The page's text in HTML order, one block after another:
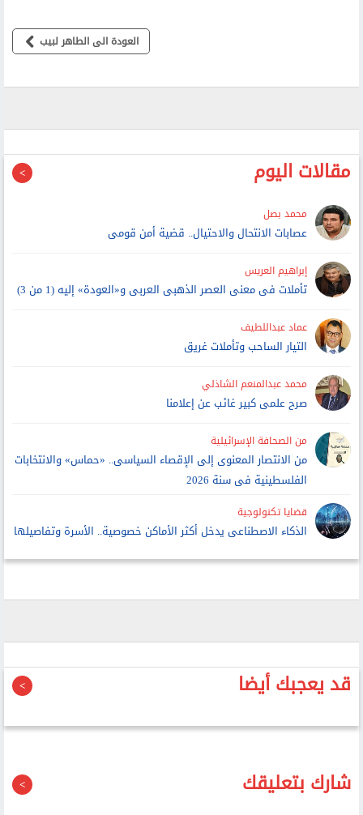
العودة الى الطاهر لبيب
مقالات اليوم
محمد بصل
عصابات الانتحال والاحتيال.. قضية أمن قومى
إبراهيم العريس
تأملات فى معنى العصر الذهبى العربى و«العودة» إليه (1 من 3)
عماد عبداللطيف
التيار الساحب وتأملات غريق
محمد عبدالمنعم الشاذلي
صرح علمى كبير غائب عن إعلامنا
من الصحافة الإسرائيلية
من الانتصار المعنوى إلى الإقصاء السياسى.. «حماس» والانتخابات
الفلسطينية فى سنة 2026
قضايا تكنولوجية
الذكاء الاصطناعى يدخل أكثر الأماكن خصوصية.. الأسرة وتفاصيلها
قد يعجبك أيضا
شارك بتعليقك